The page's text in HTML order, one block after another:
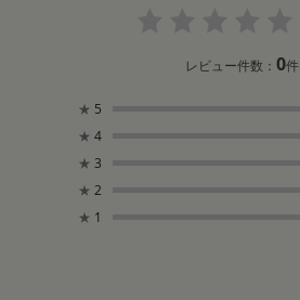
レビュー件数：0件
★ 5
★ 4
★ 3
★ 2
★ 1